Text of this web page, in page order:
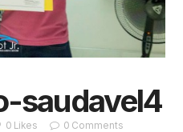
saudavel4
0 Likes 0 Comments